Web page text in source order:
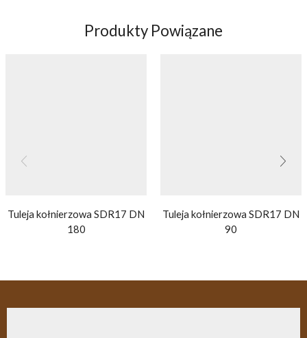
Produkty Powiązane
Tuleja kołnierzowa SDR17 DN
180
Tuleja kołnierzowa SDR17 DN
90